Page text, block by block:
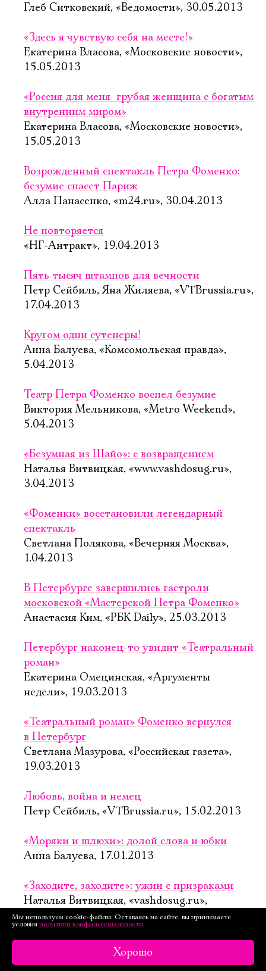
Глеб Ситковский, «Ведомости», 30.05.2013
«Здесь я чувствую себя на месте!»
Екатерина Власова, «Московские новости»,
15.05.2013
«Россия для меня  грубая женщина с богатым
внутренним миром»
Екатерина Власова, «Московские новости»,
15.05.2013
Возрожденный спектакль Петра Фоменко:
безумие спасет Париж
Алла Панасенко, «m24.ru», 30.04.2013
Не повторяется
«НГ-Антракт», 19.04.2013
Пять тысяч штампов для вечности
Петр Сейбиль, Яна Жиляева, «VTBrussia.ru»,
17.04.2013
Кругом одни сутенеры!
Анна Балуева, «Комсомольская правда»,
5.04.2013
Театр Петра Фоменко воспел безумие
Виктория Мельникова, «Metro Weekend»,
5.04.2013
«Безумная из Шайо»: с возвращением
Наталья Витвицкая, «www.vashdosug.ru»,
3.04.2013
«Фоменки» восстановили легендарный
спектакль
Светлана Полякова, «Вечерняя Москва»,
1.04.2013
В Петербурге завершились гастроли
московской «Мастерской Петра Фоменко»
Анастасия Ким, «РБК Daily», 25.03.2013
Петербург наконец-то увидит «Театральный
роман»
Екатерина Омецинская, «Аргументы
недели», 19.03.2013
«Театральный роман» Фоменко вернулся
в Петербург
Светлана Мазурова, «Российская газета»,
19.03.2013
Любовь, война и немец
Петр Сейбиль, «VTBrussia.ru», 15.02.2013
«Моряки и шлюхи»: долой слова и юбки
Анна Балуева, 17.01.2013
«Заходите, заходите»: ужин с призраками
Наталья Витвицкая, «vashdosug.ru»,
17.01.2013
Мы используем cookie-файлы. Оставаясь на сайте, вы принимаете
условия политики конфиденциальности.
Хорошо